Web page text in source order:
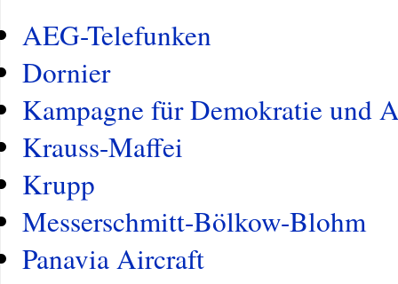
AEG-Telefunken
Dornier
Kampagne für Demokratie und
Krauss-Maffei
Krupp
Messerschmitt-Bölkow-Blohm
Panavia Aircraft